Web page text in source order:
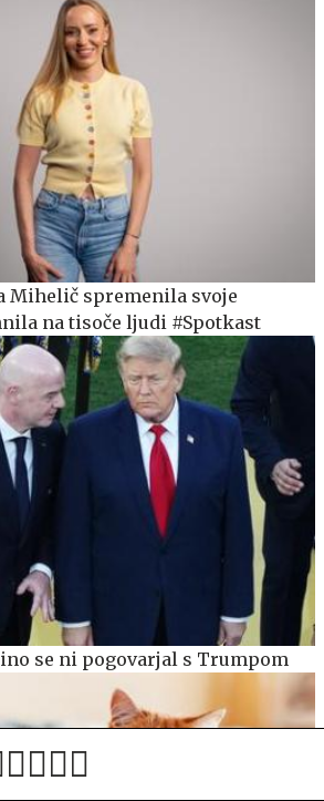
Mihelič spremenila svoje
na tisoče ljudi #Spotkast
se ni pogovarjal s Trumpom